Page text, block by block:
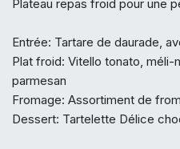
Plateau repas froid pour une
Entrée: Tartare de daurade,
Plat froid: Vitello tonato,
parmesan
Fromage: Assortiment de
Dessert: Tartelette Délice